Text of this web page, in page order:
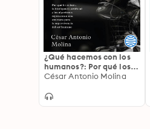
¿Qué hacemos con los
humanos?: Por qué los
robots, la inteligencia
algoritmos representan
César Antonio Molina